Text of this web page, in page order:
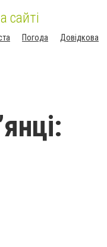
сайті
Погода
Довідкова